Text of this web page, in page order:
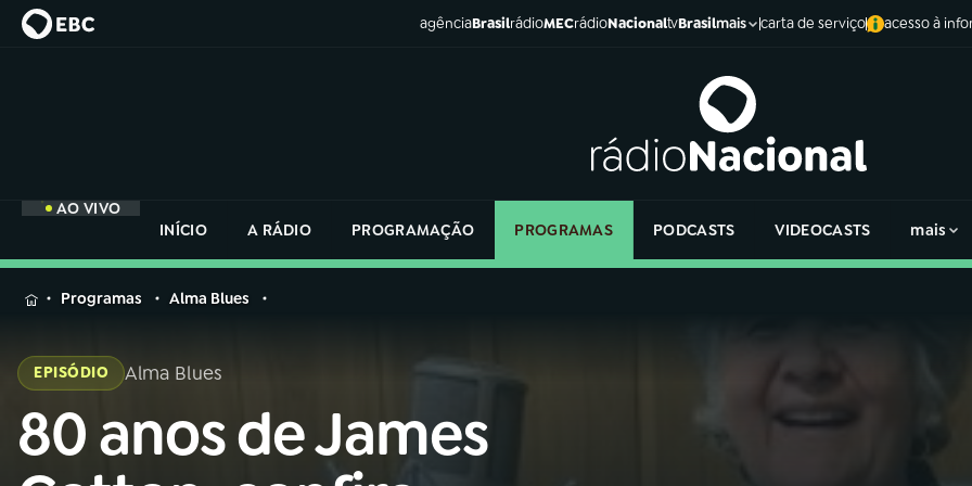
agênciaBrasilrádioMECrádioNacionaltvBrasilmais carta de serviço acesso à
AO VIVO
INÍCIO
A RÁDIO PROGRAMAÇÃO PROGRAMAS PODCASTS VIDEOCASTS mais
MENU
Buscar
na
Rádio
na
Rádio
Programas Alma Blues
EPISÓDIO Alma Blues
80 anos de James